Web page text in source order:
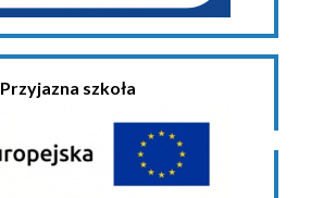
Przyjazna szkoła